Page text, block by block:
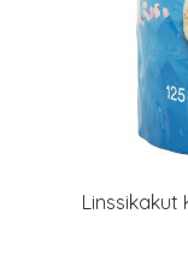
Linssikakut